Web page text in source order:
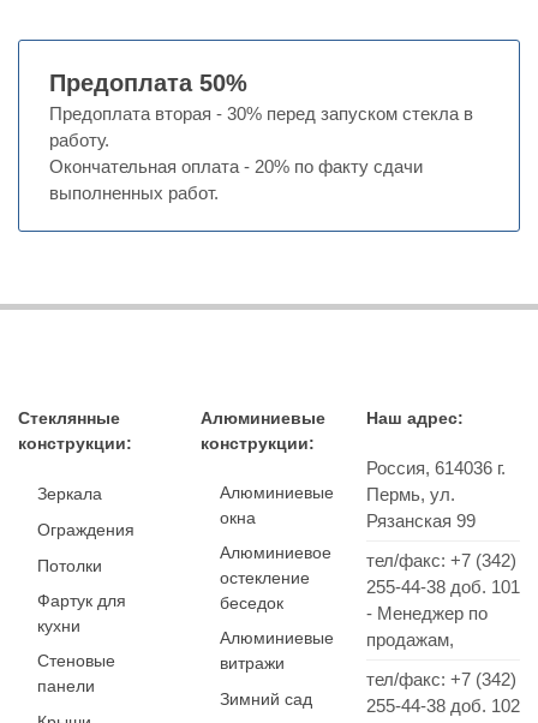
Предоплата 50%
Предоплата вторая - 30% перед запуском стекла в
работу.
Окончательная оплата - 20% по факту сдачи
выполненных работ.
Стеклянные
конструкции:
Зеркала
Ограждения
Потолки
Фартук для
кухни
Стеновые
панели
Алюминиевые
конструкции:
Алюминиевые
окна
Алюминиевое
остекление
беседок
Алюминиевые
витражи
Зимний сад
Наш адрес:
Россия, 614036г.
Пермь, ул.
Рязанская 99
тел/факс: +7 (342)
255-44-38доб. 101
- Менеджер по
продажам,
тел/факс: +7 (342)
255-44-38 доб. 102